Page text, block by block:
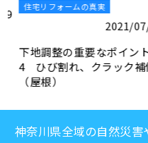
住宅リフォームの真実
2021/07/
下地調整の重要なポイント
4 ひび割れ、クラック補
（屋根）
神奈川県全域の自然災害